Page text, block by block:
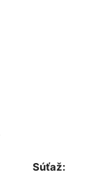
Súťaž: